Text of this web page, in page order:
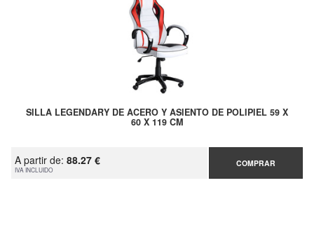
SILLA LEGENDARY DE ACERO Y ASIENTO DE POLIPIEL 59 X
60 X 119 CM
A partir de: 88.27 €
IVA INCLUIDO
COMPRAR